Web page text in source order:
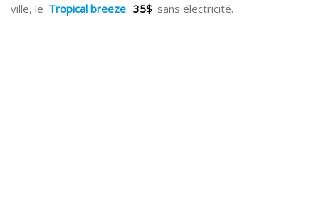
ville, le Tropical breeze 35$ sans électricité.